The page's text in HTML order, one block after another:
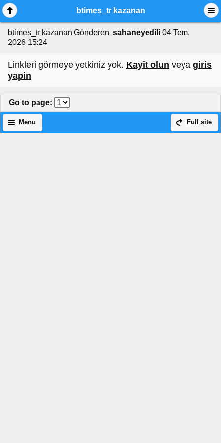
btimes_tr kazanan
btimes_tr kazanan Gönderen: sahaneyedili 04 Tem,
2026 15:24
Linkleri görmeye yetkiniz yok. Kayit olun veya giris
yapin
Go to page:
Full site
Menu